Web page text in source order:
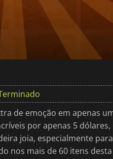
de emoção em apenas
por apenas 5
joia, especialmente
nos mais de 60 itens